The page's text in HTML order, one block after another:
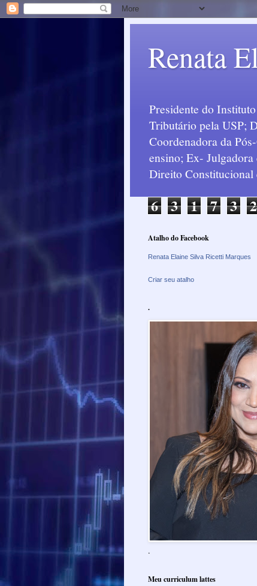
Renata
Presidente do
Tributário pela USP;
Coordenadora da
ensino; Ex-
Direito Constitucional
6 3 1 7 3 2
Atalho do Facebook
Renata Elaine Silva Ricetti Marques
Criar seu atalho
.
.
Meu curriculum lattes